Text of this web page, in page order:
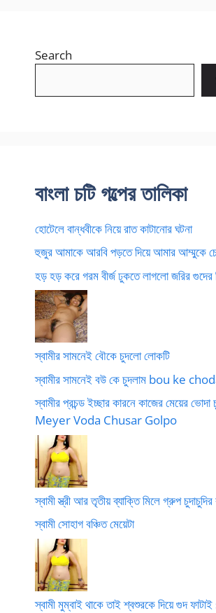
Search
বাংলা চটি গল্পের তালিকা
হোটেলে বান্ধবীকে নিয়ে রাত কাটানোর ঘটনা
হুজুর আমাকে আরবি পড়তে দিয়ে আমার আম্মুকে
হড় হড় করে গরম বীর্জ ঢুকতে লাগলো জরির গুদের
স্বামীর সামনেই বৌকে চুদলো লোকটি
স্বামীর সামনেই বউ কে চুদলাম bou ke
স্বামীর প্রচন্ড ইচ্ছার কারনে কাজের মেয়ের
Meyer Voda Chusar Golpo
স্বামী স্ত্রী আর তৃতীয় ব্যাক্তি মিলে গ্রুপ চুদাচুদির
স্বামী সোহাগ বঞ্চিত মেয়েটা
স্বামী মুম্বাই থাকে তাই শ্বশুরকে দিয়ে গুদ